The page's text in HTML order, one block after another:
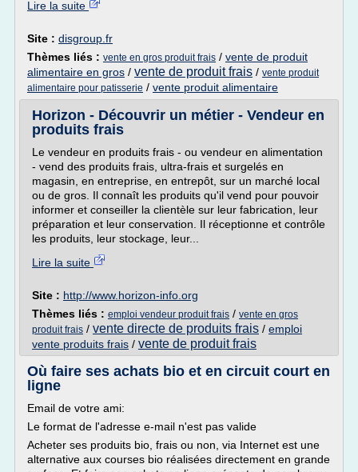
Lire la suite
Site : disgroup.fr
Thèmes liés : vente en gros produit frais / vente de produit
alimentaire en gros / vente de produit frais / vente produit
alimentaire pour patisserie / vente produit alimentaire
Horizon - Découvrir un métier - Vendeur en
produits frais
Le vendeur en produits frais - ou vendeur en alimentation
- vend des produits frais, ultra-frais et surgelés en
magasin, en entreprise, en entrepôt, sur un marché local
ou de gros. Il connaît les produits qu'il vend pour pouvoir
informer et conseiller la clientèle sur leur fabrication, leur
préparation et leur conservation. Il réceptionne et contrôle
les produits, leur stockage, leur...
Lire la suite
Site : http://www.horizon-info.org
Thèmes liés : emploi vendeur produit frais / vente en gros
produit frais / vente directe de produits frais / emploi
vente produits frais / vente de produit frais
Où faire ses achats bio et en circuit court en
ligne
Email de votre ami:
Le format de l'adresse e-mail n'est pas valide
Acheter ses produits bio, frais ou non, via Internet est une
alternative aux courses bio réalisées directement en grande